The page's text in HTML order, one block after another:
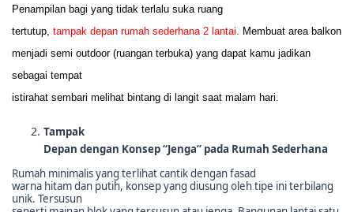
Penampilan bagi yang tidak terlalu suka ruang
tertutup, tampak depan rumah sederhana 2 lantai. Membuat area balkon
menjadi semi outdoor (ruangan terbuka) yang dapat kamu jadikan
sebagai tempat
istirahat sembari melihat bintang di langit saat malam hari.
Tampak
Depan dengan Konsep “Jenga” pada Rumah Sederhana
Rumah minimalis yang terlihat cantik dengan fasad
warna hitam dan putih, konsep yang diusung oleh tipe ini terbilang
unik. Tersusun